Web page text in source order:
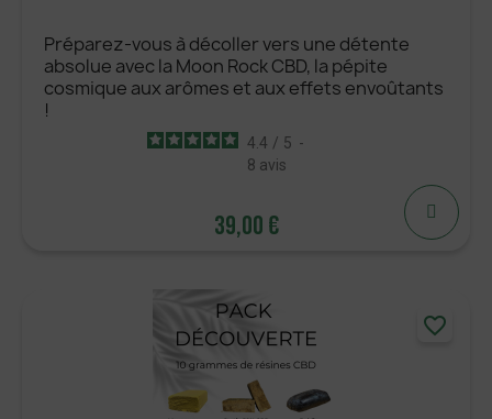
Préparez-vous à décoller vers une détente
absolue avec la Moon Rock CBD, la pépite
cosmique aux arômes et aux effets envoûtants
!
4.4 / 5 -
8 avis
39,00 €
AJOUTER
favorite_border